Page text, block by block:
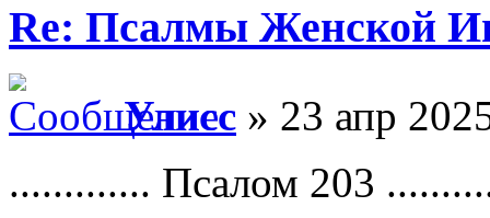
Re: Псалмы Женской
Улисс » 23 апр
............. Псалом 203